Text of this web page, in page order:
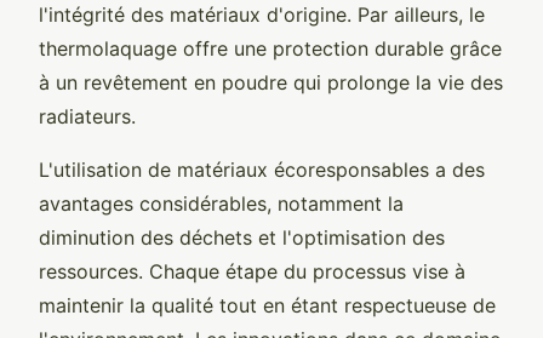
l'intégrité des matériaux d'origine. Par ailleurs, le
thermolaquage offre une protection durable grâce
à un revêtement en poudre qui prolonge la vie des
radiateurs.
L'utilisation de matériaux écoresponsables a des
avantages considérables, notamment la
diminution des déchets et l'optimisation des
ressources. Chaque étape du processus vise à
maintenir la qualité tout en étant respectueuse de